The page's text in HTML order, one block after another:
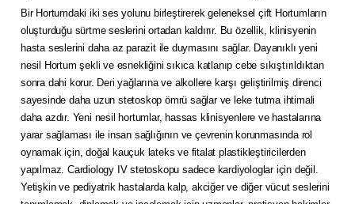
Bir Hortumdaki iki ses yolunu birleştirerek geleneksel çift Hortumların
oluşturduğu sürtme seslerini ortadan kaldırır. Bu özellik, klinisyenin
hasta seslerini daha az parazit ile duymasını sağlar. Dayanıklı yeni
nesil Hortum şekli ve esnekliğini sıkıca katlanıp cebe sıkıştırıldıktan
sonra dahi korur. Deri yağlarına ve alkollere karşı geliştirilmiş direnci
sayesinde daha uzun stetoskop ömrü sağlar ve leke tutma ihtimali
daha azdır. Yeni nesil hortumlar, hassas klinisyenlere ve hastalarına
yarar sağlaması ile insan sağlığının ve çevrenin korunmasında rol
oynamak için, doğal kauçuk lateks ve fitalat plastikleştiricilerden
yapılmaz. Cardiology IV stetoskopu sadece kardiyologlar için değil.
Yetişkin ve pediyatrik hastalarda kalp, akciğer ve diğer vücut seslerini